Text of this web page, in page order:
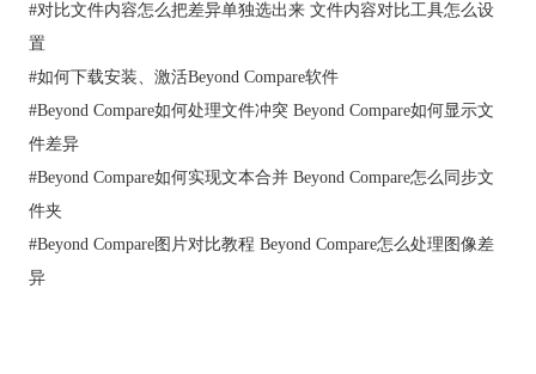
点击左侧或右侧的文件，然后点击“打开”按钮，如下图所示。同
样的方式适用于第二个文件。
#对比文件内容怎么把差异单独选出来 文件内容对比工具怎么设
置
#如何下载安装、激活Beyond Compare软件
#Beyond Compare如何处理文件冲突 Beyond Compare如何显示文
件差异
#Beyond Compare如何实现文本合并 Beyond Compare怎么同步文
件夹
#Beyond Compare图片对比教程 Beyond Compare怎么处理图像差
异